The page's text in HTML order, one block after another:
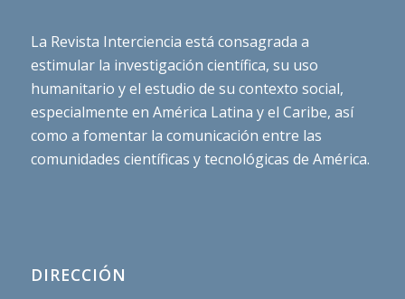
La Revista Interciencia está consagrada a
estimular la investigación científica, su uso
humanitario y el estudio de su contexto social,
especialmente en América Latina y el Caribe, así
como a fomentar la comunicación entre las
comunidades científicas y tecnológicas de América.
DIRECCIÓN